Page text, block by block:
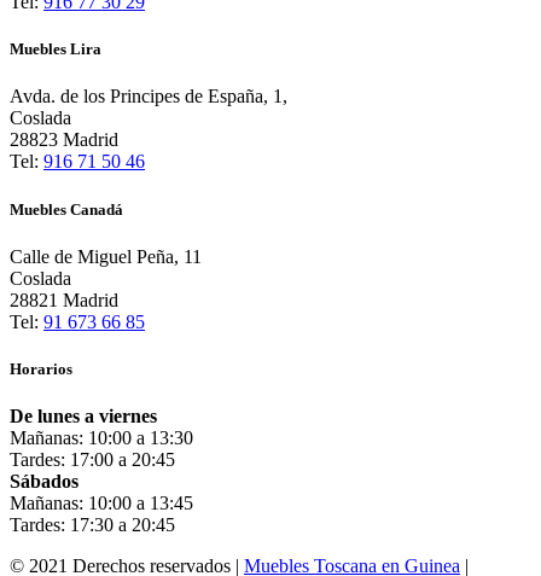
Muebles Lira
Avda. de los Principes de España, 1,
Coslada
28823 Madrid
Tel: 916 71 50 46
Muebles Canadá
Calle de Miguel Peña, 11
Coslada
28821 Madrid
Tel: 91 673 66 85
Horarios
De lunes a viernes
Mañanas: 10:00 a 13:30
Tardes: 17:00 a 20:45
Sábados
Mañanas: 10:00 a 13:45
Tardes: 17:30 a 20:45
© 2021 Derechos reservados | Muebles Toscana en Guinea |